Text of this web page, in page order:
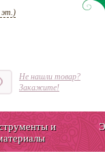
эт.)
Не нашли товар?
Закажите!
и